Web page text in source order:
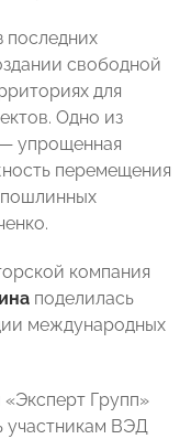
последних
свободной
для
Одно из
упрощенная
перемещения
компания
поделилась
международных
Групп»
участникам ВЭД